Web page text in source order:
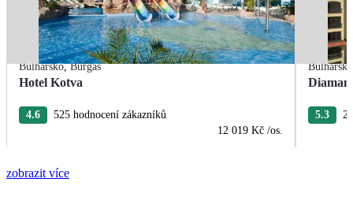
Bulharsko,Burgas
Hotel Kotva
4.6
525 hodnocení zákazníků
12 019 Kč /os.
Bulharsko
5.3
zobrazit více